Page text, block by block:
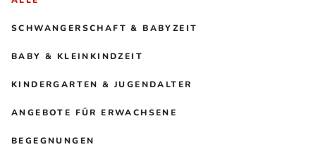
SCHWANGERSCHAFT & BABYZEIT
BABY & KLEINKINDZEIT
KINDERGARTEN & JUGENDALTER
ANGEBOTE FÜR ERWACHSENE
BEGEGNUNGEN